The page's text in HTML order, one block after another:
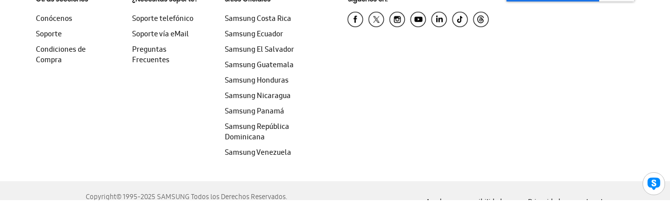
Conócenos
Soporte
Condiciones de
Compra
Soporte telefónico
Soporte vía eMail
Preguntas
Frecuentes
Samsung Costa Rica
Samsung Ecuador
Samsung El Salvador
Samsung Guatemala
Samsung Honduras
Samsung Nicaragua
Samsung Panamá
Samsung República
Dominicana
Samsung Venezuela
Copyright© 1995-2025 SAMSUNG Todos los Derechos Reservados.
Ayuda para accesibilidad Privacidad Legal